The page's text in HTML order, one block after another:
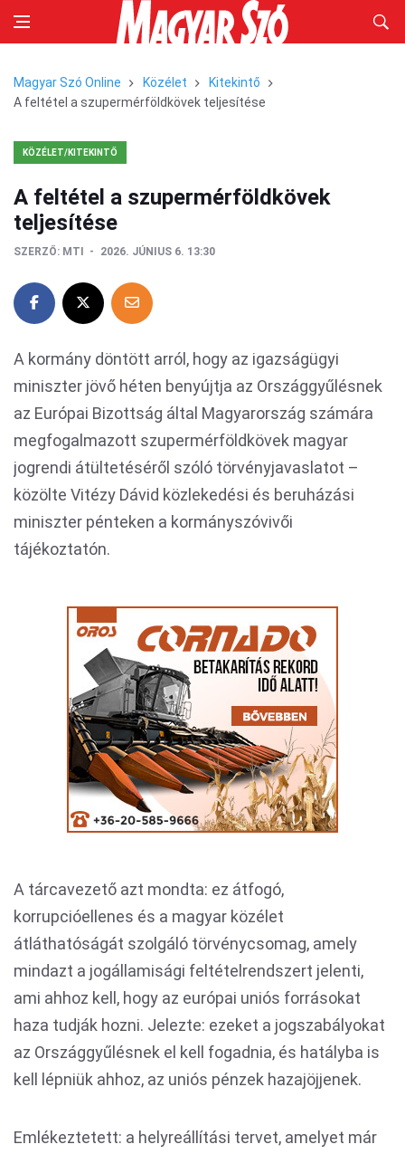
Magyar Szó Online Közélet
Kitekintő
A feltétel a szupermérföldkövek teljesítése
KÖZÉLET/KITEKINTŐ
A feltétel a szupermérföldkövek
teljesítése
SZERZŐ: MTI 2026. JÚNIUS 6. 13:30
A kormány döntött arról, hogy az igazságügyi
miniszter jövő héten benyújtja az Országgyűlésnek
az Európai Bizottság által Magyarország számára
megfogalmazott szupermérföldkövek magyar
jogrendi átültetéséről szóló törvényjavaslatot –
közölte Vitézy Dávid közlekedési és beruházási
miniszter pénteken a kormányszóvivői
tájékoztatón.
A tárcavezető azt mondta: ez átfogó,
korrupcióellenes és a magyar közélet
átláthatóságát szolgáló törvénycsomag, amely
mindazt a jogállamisági feltételrendszert jelenti,
ami ahhoz kell, hogy az európai uniós forrásokat
haza tudják hozni. Jelezte: ezeket a jogszabályokat
az Országgyűlésnek el kell fogadnia, és hatályba is
kell lépniük ahhoz, az uniós pénzek hazajöjjenek.
Emlékeztetett: a helyreállítási tervet, amelyet már